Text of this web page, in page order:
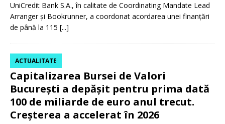
UniCredit Bank S.A., în calitate de Coordinating Mandate Lead
Arranger și Bookrunner, a coordonat acordarea unei finanțări
de până la 115 [...]
Capitalizarea Bursei de Valori
București a depășit pentru prima dată
100 de miliarde de euro anul trecut.
Creșterea a accelerat în 2026
ACTUALITATE